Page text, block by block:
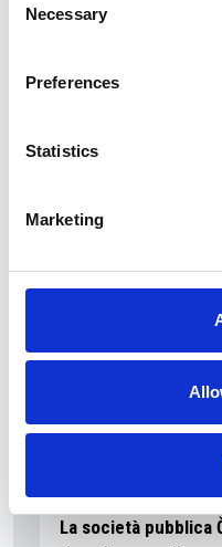
Selection
Necessary
Preferences
Statistics
Marketing
La Škoda avvia la
La società pubblica